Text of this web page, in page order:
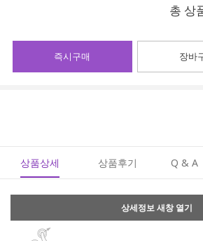
총 상
장바
즉시구매
상품상세 상품후기 Q & A
상세정보 새창 열기